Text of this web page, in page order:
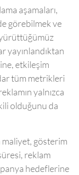
aşamaları,
görebilmek ve
yayınlandıktan
etkileşim
tüm metrikleri
yalnızca
olduğunu da
maliyet, gösterim
reklam
hedeflerine